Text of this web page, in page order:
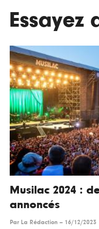
Essayez
Musilac 2024 :
annoncés
Par La Rédaction -- 16/12/2023